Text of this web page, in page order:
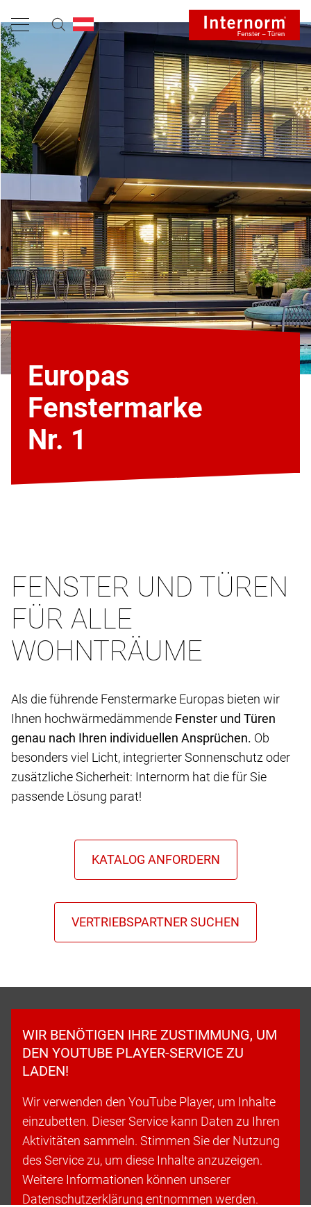
Europas
Fenstermarke
Nr. 1
FENSTER UND TÜREN
FÜR ALLE
WOHNTRÄUME
Als die führende Fenstermarke Europas bieten wir
Ihnen hochwärmedämmende Fenster und Türen
genau nach Ihren individuellen Ansprüchen. Ob
besonders viel Licht, integrierter Sonnenschutz oder
zusätzliche Sicherheit: Internorm hat die für Sie
passende Lösung parat!
WIR BENÖTIGEN IHRE ZUSTIMMUNG, UM
DEN YOUTUBE PLAYER-SERVICE ZU
LADEN!
Wir verwenden den YouTube Player, um Inhalte
einzubetten. Dieser Service kann Daten zu Ihren
Aktivitäten sammeln. Stimmen Sie der Nutzung
des Service zu, um diese Inhalte anzuzeigen.
Weitere Informationen können unserer
Datenschutzerklärung entnommen werden.